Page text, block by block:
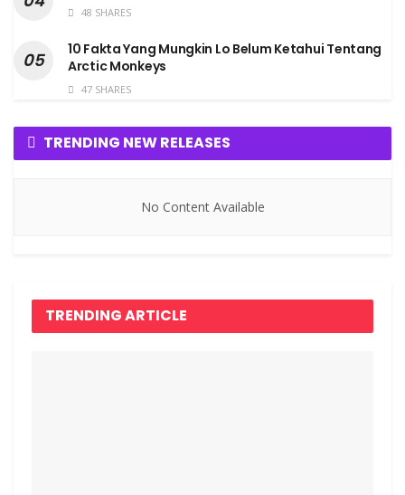
48 SHARES
10 Fakta Yang Mungkin Lo Belum Ketahui Tentang
Arctic Monkeys
47 SHARES
TRENDING NEW RELEASES
No Content Available
TRENDING ARTICLE